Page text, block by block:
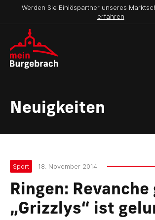
Werden Sie Einlöspartner unseres
erfahren
Neuigkeiten
Sport 18. November 2014
Ringen: Revanche
„Grizzlys“ ist